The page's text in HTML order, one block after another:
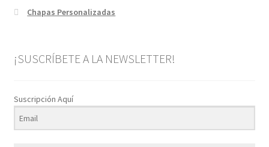
Chapas Personalizadas
¡SUSCRÍBETE A LA NEWSLETTER!
Suscripción Aquí